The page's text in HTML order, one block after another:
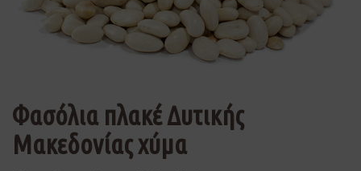
Φασόλια πλακέ Δυτικής
Μακεδονίας χύμα